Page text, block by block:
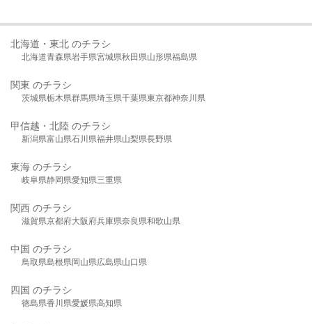
北海道・東北 のチラシ
北海道青森県岩手県宮城県秋田県山形県福島県
関東 のチラシ
茨城県栃木県群馬県埼玉県千葉県東京都神奈川県
甲信越・北陸 のチラシ
新潟県富山県石川県福井県山梨県長野県
東海 のチラシ
岐阜県静岡県愛知県三重県
関西 のチラシ
滋賀県京都府大阪府兵庫県奈良県和歌山県
中国 のチラシ
鳥取県島根県岡山県広島県山口県
四国 のチラシ
徳島県香川県愛媛県高知県